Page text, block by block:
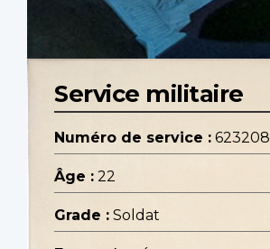
Service militaire
Numéro de service : 623208
Âge : 22
Grade : Soldat